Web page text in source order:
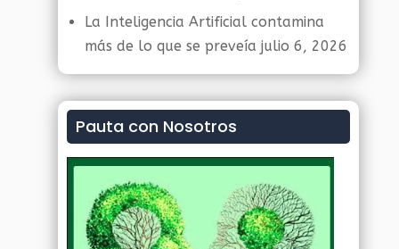
La Inteligencia Artificial contamina
más de lo que se preveía julio 6, 2026
Pauta con Nosotros